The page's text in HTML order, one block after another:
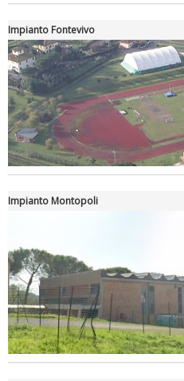
Luglio 2026: "Pensando con i
rivoluzioni"
Tiziano Pesce a Radio
Impianto Fontevivo
Impianto Montopoli